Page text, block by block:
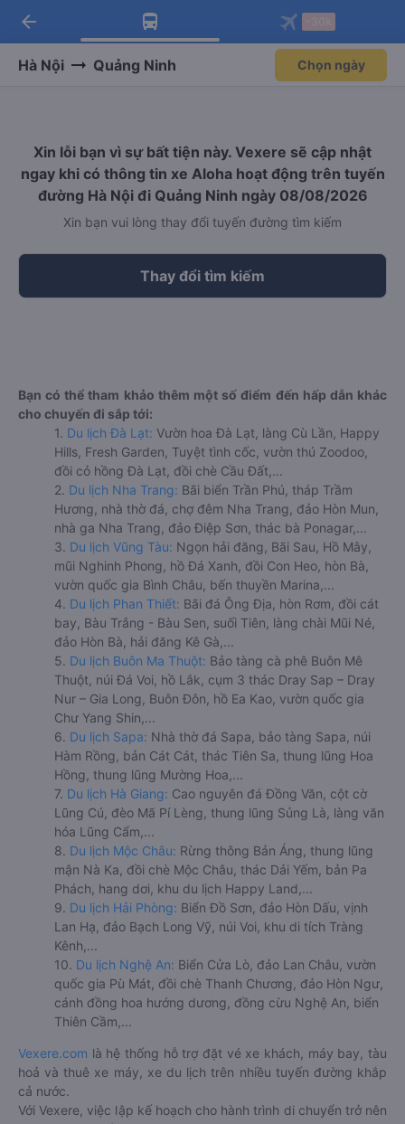
Tải app Vexere ngay!
Nhận ưu đãi thành viên độc
Mở app
Tải app Vexere
-30k/ghế khi đặt vé máy bay qua
Mở app
arrow_back
Hà Nội Quảng Ninh Chọn ngày
Xin lỗi bạn vì sự bất tiện này. Vexere sẽ cập nhật
ngay khi có thông tin xe Aloha hoạt động trên tuyến
đường Hà Nội đi Quảng Ninh ngày 08/08/2026
Xin bạn vui lòng thay đổi tuyến đường tìm kiếm
Thay đổi tìm kiếm
Bạn có thể tham khảo thêm một số điểm đến hấp dẫn khác
cho chuyến đi sắp tới:
1. Du lịch Đà Lạt: Vườn hoa Đà Lạt, làng Cù Lần, Happy
Hills, Fresh Garden, Tuyệt tình cốc, vườn thú Zoodoo,
đồi cỏ hồng Đà Lạt, đồi chè Cầu Đất,...
2. Du lịch Nha Trang: Bãi biển Trần Phú, tháp Trầm
Hương, nhà thờ đá, chợ đêm Nha Trang, đảo Hòn Mun,
nhà ga Nha Trang, đảo Điệp Sơn, thác bà Ponagar,...
3. Du lịch Vũng Tàu: Ngọn hải đăng, Bãi Sau, Hồ Mây,
mũi Nghinh Phong, hồ Đá Xanh, đồi Con Heo, hòn Bà,
vườn quốc gia Bình Châu, bến thuyền Marina,...
4. Du lịch Phan Thiết: Bãi đá Ông Địa, hòn Rơm, đồi cát
bay, Bàu Trắng - Bàu Sen, suối Tiên, làng chài Mũi Né,
đảo Hòn Bà, hải đăng Kê Gà,...
5. Du lịch Buôn Ma Thuột: Bảo tàng cà phê Buôn Mê
Thuột, núi Đá Voi, hồ Lắk, cụm 3 thác Dray Sap – Dray
Nur – Gia Long, Buôn Đôn, hồ Ea Kao, vườn quốc gia
Chư Yang Shin,...
6. Du lịch Sapa: Nhà thờ đá Sapa, bảo tàng Sapa, núi
Hàm Rồng, bản Cát Cát, thác Tiên Sa, thung lũng Hoa
Hồng, thung lũng Mường Hoa,...
7. Du lịch Hà Giang: Cao nguyên đá Đồng Văn, cột cờ
Lũng Cú, đèo Mã Pí Lèng, thung lũng Sủng Là, làng văn
hóa Lũng Cẩm,...
8. Du lịch Mộc Châu: Rừng thông Bản Áng, thung lũng
mận Nà Ka, đồi chè Mộc Châu, thác Dải Yếm, bản Pa
Phách, hang dơi, khu du lịch Happy Land,...
9. Du lịch Hải Phòng: Biển Đồ Sơn, đảo Hòn Dấu, vịnh
Lan Hạ, đảo Bạch Long Vỹ, núi Voi, khu di tích Tràng
Kênh,...
10. Du lịch Nghệ An: Biển Cửa Lò, đảo Lan Châu, vườn
quốc gia Pù Mát, đồi chè Thanh Chương, đảo Hòn Ngư,
cánh đồng hoa hướng dương, đồng cừu Nghệ An, biển
Thiên Cầm,...
Vexere.com là hệ thống hỗ trợ đặt vé xe khách, máy bay, tàu
hoả và thuê xe máy, xe du lịch trên nhiều tuyến đường khắp
cả nước.
Với Vexere, việc lập kế hoạch cho hành trình di chuyển trở nên